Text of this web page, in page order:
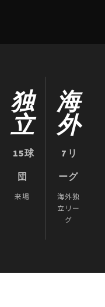
独
立
15球
団
来場
海
外
7リ
ーグ
海外独
立リー
グ